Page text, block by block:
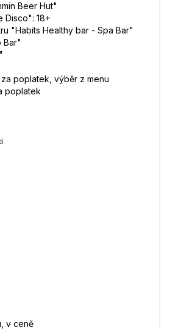
Beer Hut"
Disco": 18+
"Habits Healthy bar - Spa Bar"
Bar"
poplatek, výběr z menu
poplatek
v ceně